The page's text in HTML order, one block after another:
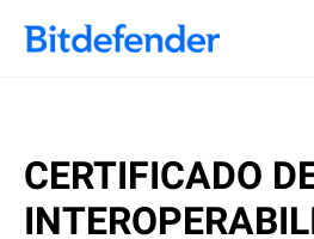
CERTIFICADO